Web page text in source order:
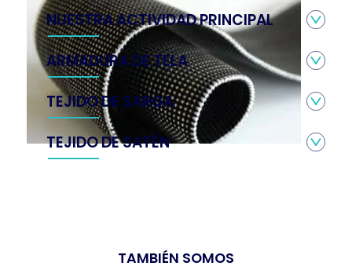
NUESTRA ACTIVIDAD PRINCIPAL
ARMADURA DE TELA
TEJIDO DE SARGA
TEJIDO DE SATÉN
TAMBIÉN SOMOS